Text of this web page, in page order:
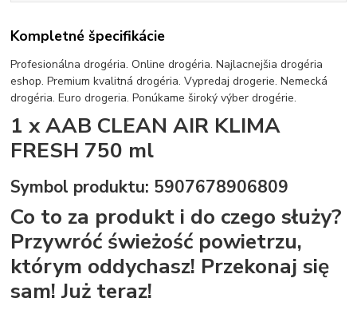
Kompletné špecifikácie
Profesionálna drogéria. Online drogéria. Najlacnejšia drogéria
eshop. Premium kvalitná drogéria. Vypredaj drogerie. Nemecká
drogéria. Euro drogeria. Ponúkame široký výber drogérie.
1 x AAB CLEAN AIR KLIMA
FRESH 750 ml
Symbol produktu: 5907678906809
Co to za produkt i do czego służy?
Przywróć świeżość powietrzu,
którym oddychasz! Przekonaj się
sam! Już teraz!